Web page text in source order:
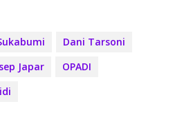
Dani Tarsoni
Japar
OPADI